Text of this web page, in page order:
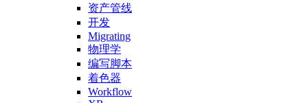
资产管线
开发
Migrating
物理学
编写脚本
着色器
Workflow